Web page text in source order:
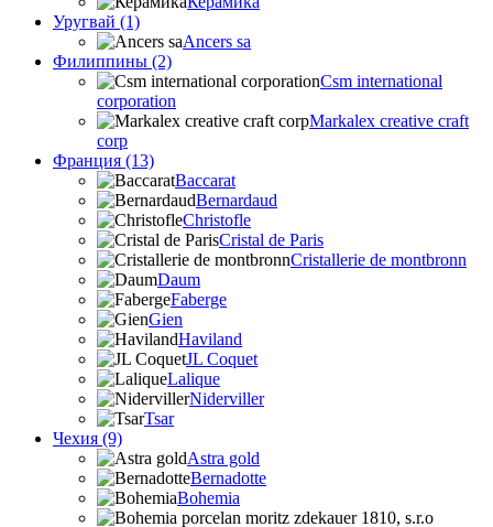
Уругвай (1)
Ancers sa
Филиппины (2)
Csm international
corporation
Markalex creative craft
corp
Франция (13)
Baccarat
Bernardaud
Christofle
Cristal de Paris
Cristallerie de montbronn
Daum
Faberge
Gien
Haviland
JL Coquet
Lalique
Niderviller
Tsar
Чехия (9)
Astra gold
Bernadotte
Bohemia